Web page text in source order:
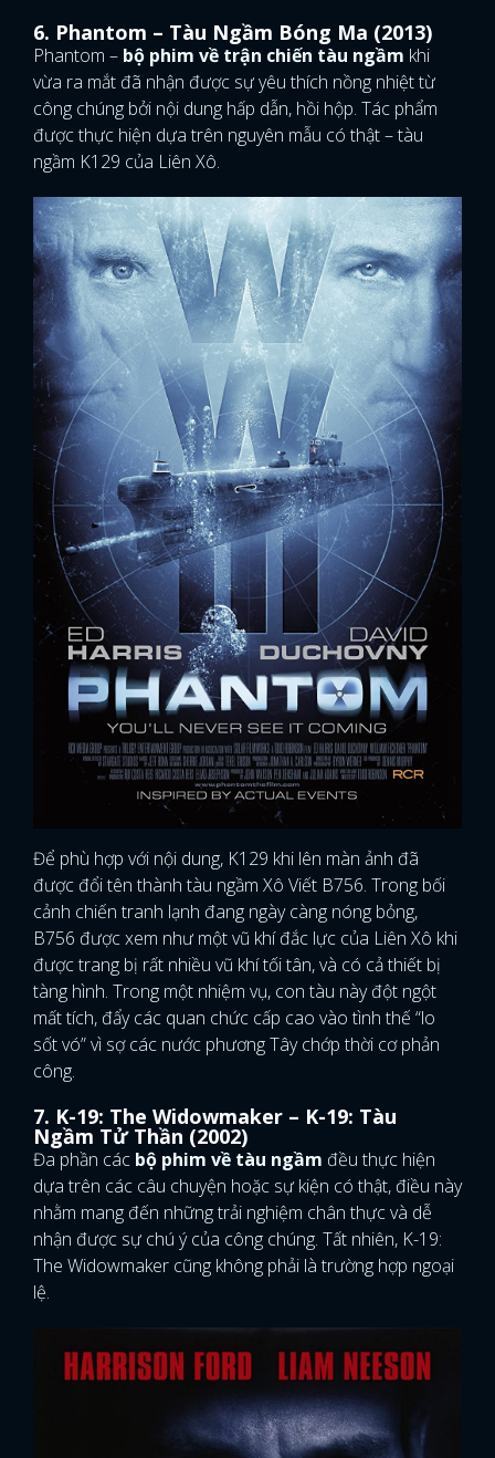
6. Phantom – Tàu Ngầm Bóng Ma (2013)
Phantom – bộ phim về trận chiến tàu ngầm khi
vừa ra mắt đã nhận được sự yêu thích nồng nhiệt từ
công chúng bởi nội dung hấp dẫn, hồi hộp. Tác phẩm
được thực hiện dựa trên nguyên mẫu có thật – tàu
ngầm K129 của Liên Xô.
Để phù hợp với nội dung, K129 khi lên màn ảnh đã
được đổi tên thành tàu ngầm Xô Viết B756. Trong bối
cảnh chiến tranh lạnh đang ngày càng nóng bỏng,
B756 được xem như một vũ khí đắc lực của Liên Xô khi
được trang bị rất nhiều vũ khí tối tân, và có cả thiết bị
tàng hình. Trong một nhiệm vụ, con tàu này đột ngột
mất tích, đẩy các quan chức cấp cao vào tình thế “lo
sốt vó” vì sợ các nước phương Tây chớp thời cơ phản
công.
7. K-19: The Widowmaker – K-19: Tàu
Ngầm Tử Thần (2002)
Đa phần các bộ phim về tàu ngầm đều thực hiện
dựa trên các câu chuyện hoặc sự kiện có thật, điều này
nhằm mang đến những trải nghiệm chân thực và dễ
nhận được sự chú ý của công chúng. Tất nhiên, K-19:
The Widowmaker cũng không phải là trường hợp ngoại
lệ.